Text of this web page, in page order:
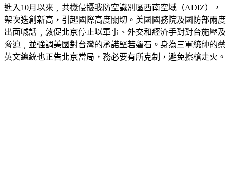
進入10月以來﹐共機侵擾我防空識別區西南空域（ADIZ），
架次迭創新高，引起國際高度關切。美國國務院及國防部兩度
出面喊話﹐敦促北京停止以軍事、外交和經濟手對對台施壓及
脅迫﹐並強調美國對台灣的承諾堅若磐石。身為三軍統帥的蔡
英文總統也正告北京當局，務必要有所克制，避免擦槍走火。